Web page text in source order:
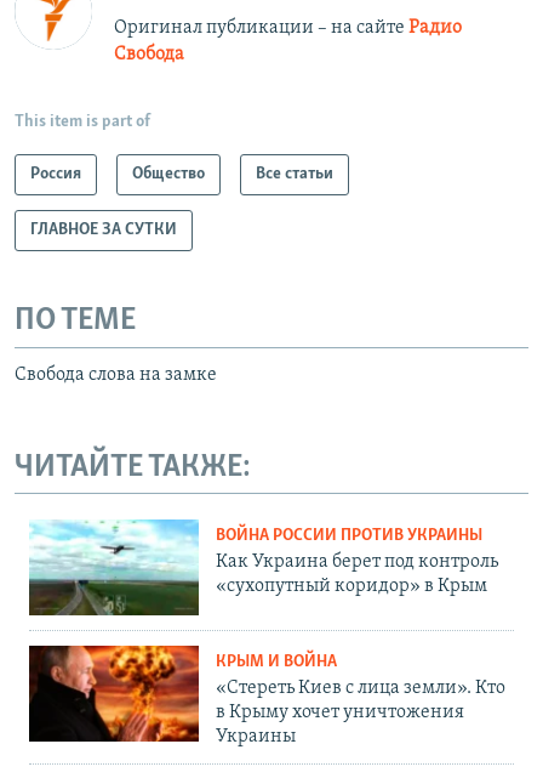
Оригинал публикации – на сайте Радио
Свобода
This item is part of
Россия Общество Все статьи
ГЛАВНОЕ ЗА СУТКИ
ПО ТЕМЕ
Свобода слова на замке
ЧИТАЙТЕ ТАКЖЕ:
ВОЙНА РОССИИ ПРОТИВ УКРАИНЫ
Как Украина берет под контроль
«сухопутный коридор» в Крым
КРЫМ И ВОЙНА
«Стереть Киев с лица земли». Кто
в Крыму хочет уничтожения
Украины